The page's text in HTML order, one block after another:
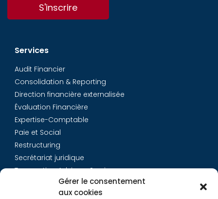
Gérer le consentement
aux cookies
S'inscrire
Services
Audit Financier
Consolidation & Reporting
Direction financière externalisée
Évaluation Financière
Expertise-Comptable
Paie et Social
Restructuring
Secrétariat juridique
Transaction Advisory Services